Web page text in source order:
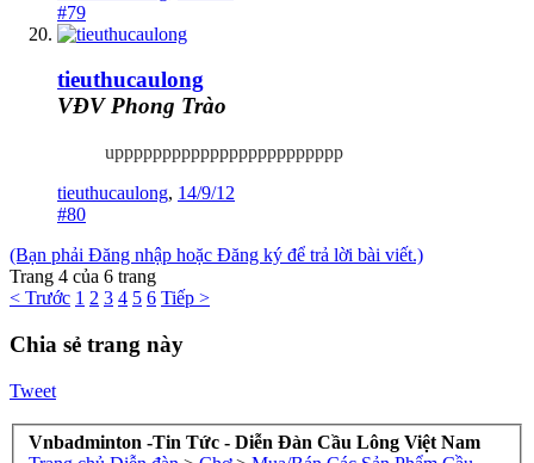
#79
tieuthucaulong
VĐV Phong Trào
upppppppppppppppppppppppp
tieuthucaulong, 14/9/12
#80
(Bạn phải Đăng nhập hoặc Đăng ký để trả lời bài viết.)
Trang 4 của 6 trang
< Trước 1 2 3 4 5 6 Tiếp >
Chia sẻ trang này
Tweet
Vnbadminton -Tin Tức - Diễn Đàn Cầu Lông Việt Nam